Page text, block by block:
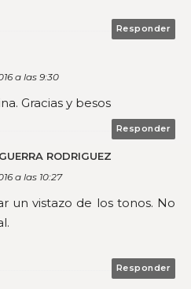
Responder
a las 9:30
Gracias y besos
Responder
RODRIGUEZ
a las 10:27
un vistazo de los tonos. No
Responder